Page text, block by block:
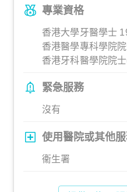
專業資格
香港大學牙醫學士
香港醫學專科學院
香港牙科醫學院院
緊急服務
沒有
使用醫院或其他
衞生署